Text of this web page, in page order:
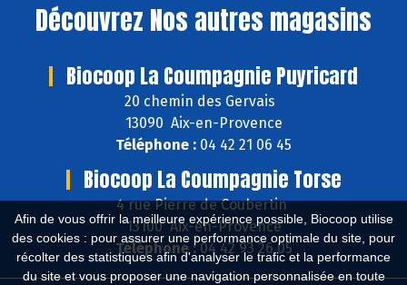
Afin de vous offrir la meilleure expérience possible, Biocoop utilise
des cookies : pour assurer une performance optimale du site, pour
récolter des statistiques afin d'analyser le trafic et la performance
du site et vous proposer une navigation personnalisée en toute
Découvrez Nos autres magasins
Biocoop La Coumpagnie Puyricard
20 chemin des Gervais
13090 Aix-en-Provence
Téléphone : 04 42 21 06 45
Biocoop La Coumpagnie Torse
4 rue Pierre de Coubertin
13100 Aix-en-Provence
Téléphone :04 42 93 26 05